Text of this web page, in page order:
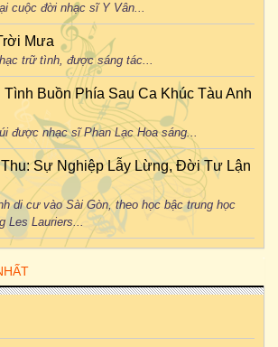
cuộc đời nhạc sĩ Y Vân...
Mưa
trữ tình, được sáng tác...
Buồn Phía Sau Ca Khúc Tàu Anh
được nhạc sĩ Phan Lạc Hoa sáng...
Thu: Sự Nghiệp Lẫy Lừng, Đời Tư Lận
di cư vào Sài Gòn, theo học bậc trung học
Les Lauriers...